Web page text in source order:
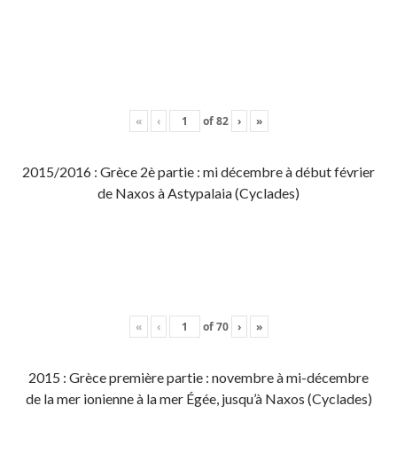
« ‹ of82 › »
2015/2016 : Grèce 2è partie : mi décembre à début février
de Naxos à Astypalaia (Cyclades)
« ‹ of70 › »
2015 : Grèce première partie : novembre à mi-décembre
de la mer ionienne à la mer Égée, jusqu’à Naxos (Cyclades)